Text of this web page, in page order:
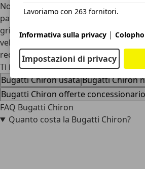
Non sono sicuramente auto per tutti,
pallone d’oro Cristiano Ronaldo ne
grigio metallizzato, e fregiarsi del
veloce del mondo non è cosa da
record.
Ti interessa la Bugatti Chiron
Bugatti Chiron usataBugatti Chiron
Bugatti Chiron offerte concessionario
FAQ Bugatti Chiron
Quanto costa la Bugatti Chiron?
Lavoriamo con 263 fornitori.
Informativa sulla privacy |
Impostazioni di privacy